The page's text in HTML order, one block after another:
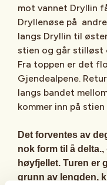
mot vannet Dryllin
Dryllenøse på
langs Dryllin til
stien og går stilløst
Fra toppen er det
Gjendealpene.
langs bandet
kommer inn på
Det forventes av
nok form til å
høyfjellet. Turen er
grunn av lengden,